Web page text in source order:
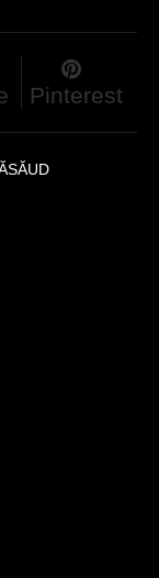
Pinterest